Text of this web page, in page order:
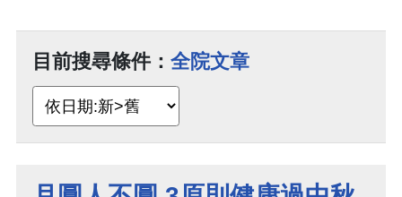
目前搜尋條件： 全院文章